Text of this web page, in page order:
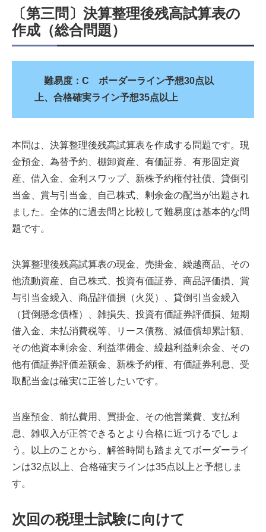
〔第三問〕決算整理後残高試算表の
作成（総合問題）
難易度：C ボーダーライン予想30点以
上、合格確実ライン予想35点以上
本問は、決算整理後残高試算表を作成する問題です。現
金預金、為替予約、棚卸資産、有価証券、有形固定資
産、借入金、金利スワップ、新株予約権付社債、貸倒引
当金、賞与引当金、自己株式、剰余金の配当が出題され
ました。全体的に過去問と比較して難易度は基本的な問
題です。
決算整理後残高試算表の現金、売掛金、繰越商品、その
他流動資産、自己株式、投資有価証券、商品評価損、賞
与引当金繰入、商品評価損（火災）、貸倒引当金繰入
（貸倒懸念債権）、雑損失、投資有価証券評価損、短期
借入金、未払消費税等、リース債務、減価償却累計額、
その他資本剰余金、利益準備金、繰越利益剰余金、その
他有価証券評価差額金、新株予約権、有価証券利息、受
取配当金は確実に正答したいです。
当座預金、前払費用、買掛金、その他営業費、支払利
息、雑収入が正答できるとより合格に近づけるでしょ
う。以上のことから、解答時間も踏まえてボーダーライ
ンは32点以上、合格確実ラインは35点以上と予想しま
す。
次回の税理士試験に向けて